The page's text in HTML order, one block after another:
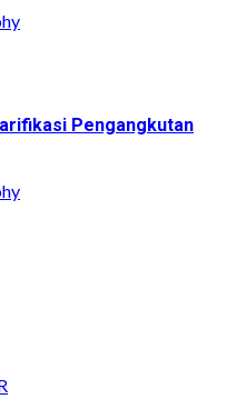
Pengangkutan